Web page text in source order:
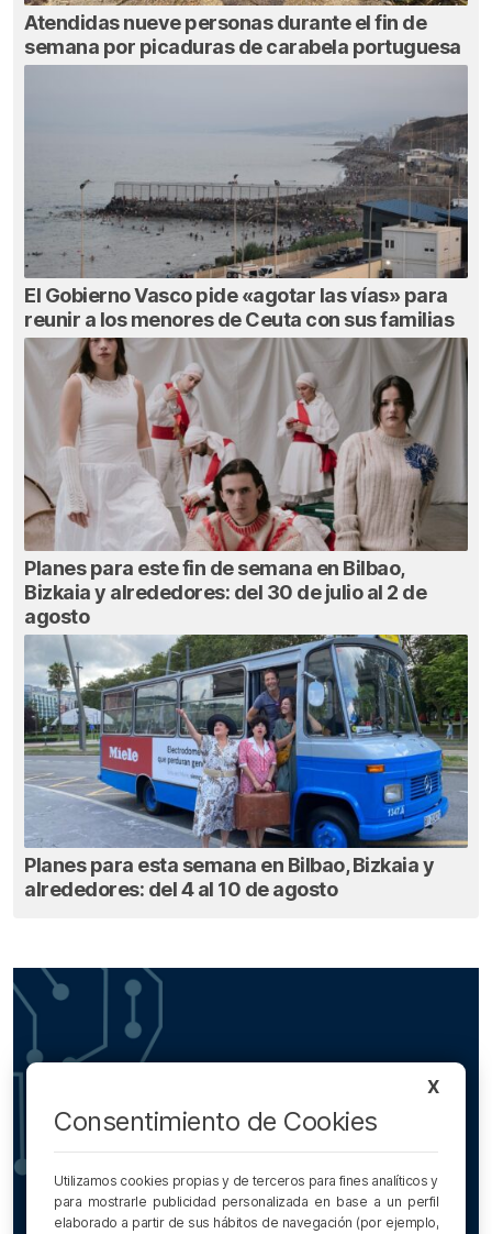
Atendidas nueve personas durante el fin de
semana por picaduras de carabela portuguesa
El Gobierno Vasco pide «agotar las vías» para
reunir a los menores de Ceuta con sus familias
Planes para este fin de semana en Bilbao,
Bizkaia y alrededores: del 30 de julio al 2 de
agosto
Planes para esta semana en Bilbao, Bizkaia y
alrededores: del 4 al 10 de agosto
X
Consentimiento de Cookies
Utilizamos cookies propias y de terceros para fines analíticos y
para mostrarle publicidad personalizada en base a un perfil
elaborado a partir de sus hábitos de navegación (por ejemplo,